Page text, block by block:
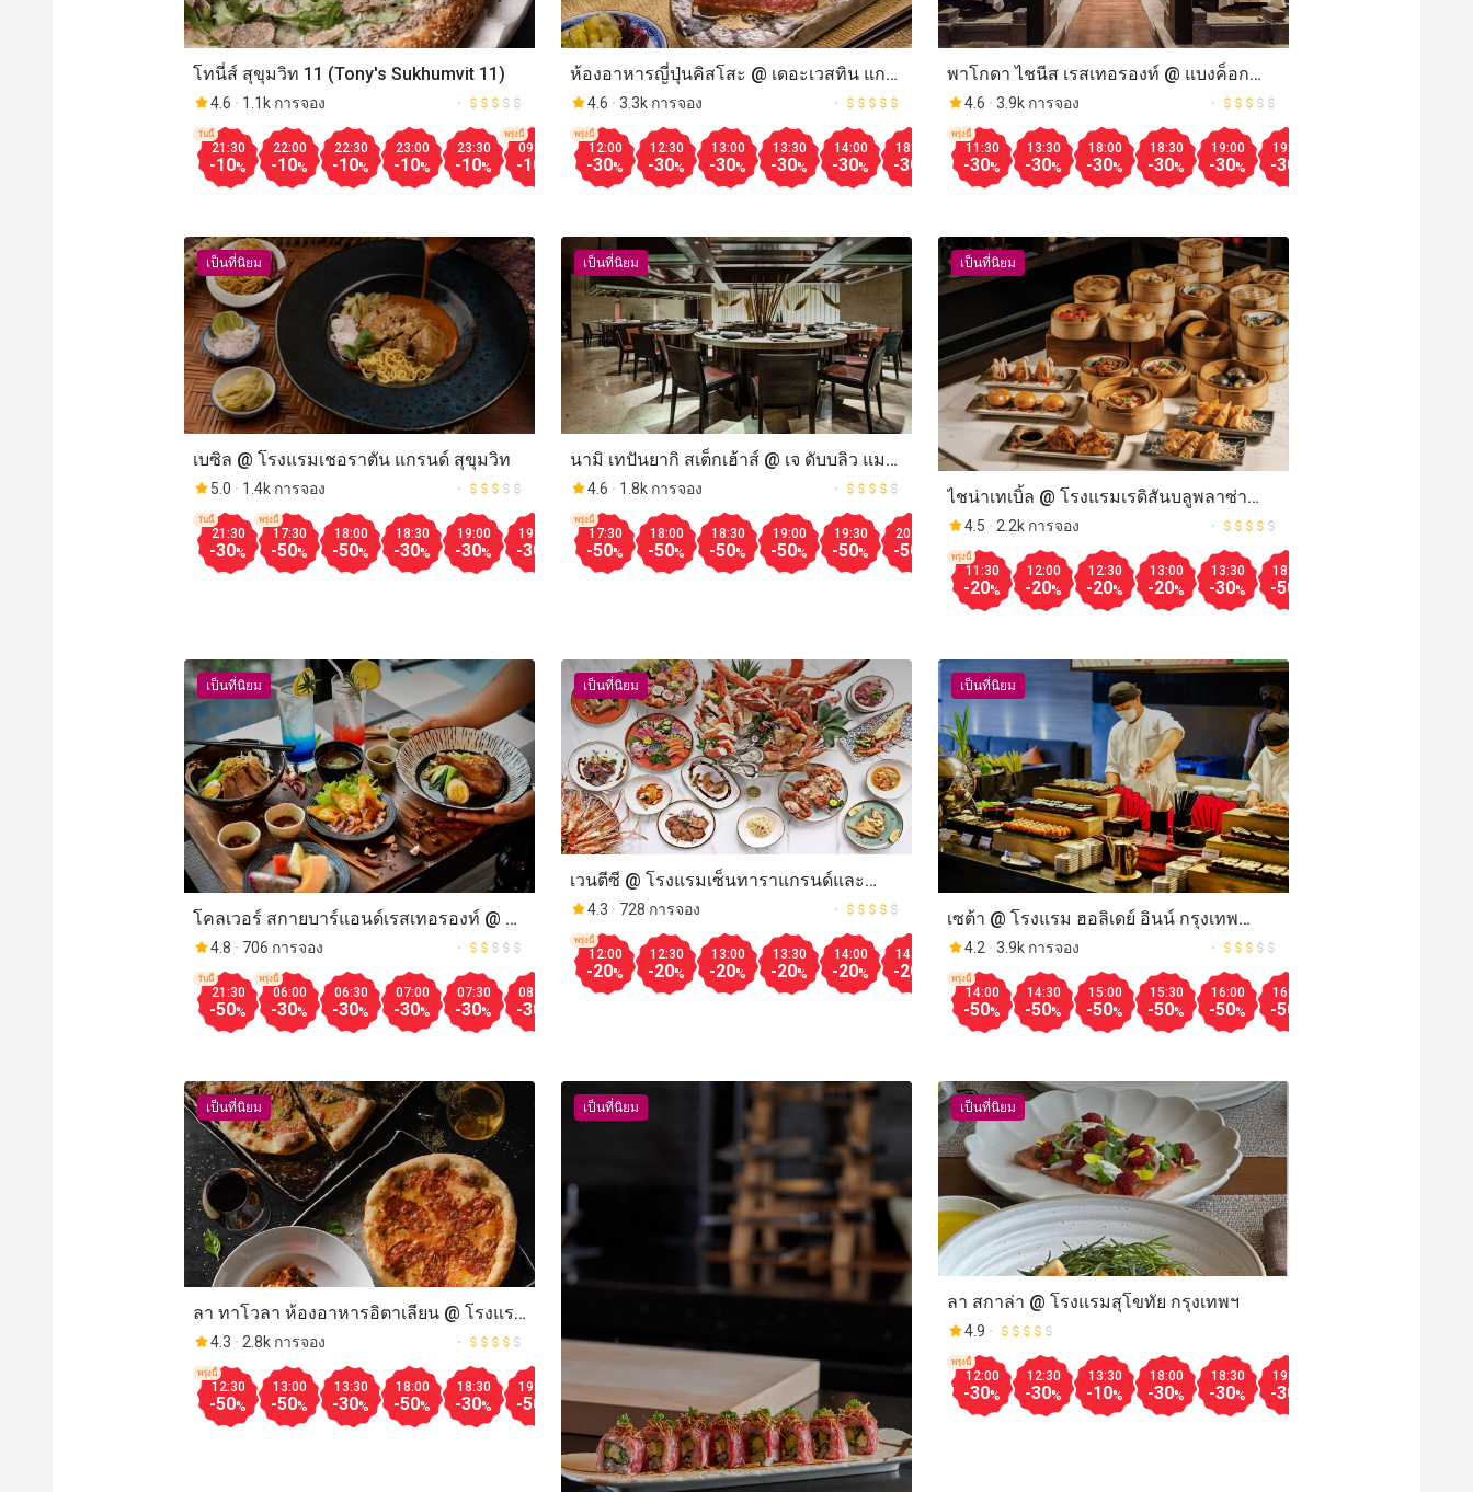
โทนี่ส์ สุขุมวิท 11 (Tony's Sukhumvit 11)
4.6 1.1k การจอง
21:30
-10%
วันนี้
22:00
-10%
22:30
-10%
23:00
-10%
23:30
-10%
09:00
-10
พรุ่งนี้
09:30
-10%
10:00
-10%
10:30
-10%
11:00
-10%
11:30
-10%
12:00
-50%
12:30
-50%
13:00
-50%
13:30
-50%
14:00
-50%
14:30
-50%
15:00
-50%
ห้องอาหารญี่ปุ่นคิสโสะ @ เดอะเวสทิน แก
รนด์ สุขุมวิท (Kisso @ The Westin Grande
Sukhumvit, Bangkok)
4.6 3.3k การจอง
12:00
-30%
พรุ่งนี้
12:30
-30%
13:00
-30%
13:30
-30%
14:00
-30%
18:00
-30
18:30
-30%
19:00
-30%
19:30
-30%
20:30
-50%
12:00
-50%
Aug.10
12:30
-30%
พาโกดา ไชนีส เรสเทอรองท์ @ แบงค็อก
แมริออท มาร์คีส์ ควีนส์ปาร์ค (Pagoda
Chinese Restaurant @ Bangkok Marriott
Marquis Queen's Pa
4.6 3.9k การจอง
11:30
-30%
พรุ่งนี้
13:30
-30%
18:00
-30%
18:30
-30%
19:00
-30%
19:30
-30
เบซิล @ โรงแรมเชอราตัน แกรนด์ สุขุมวิท
5.0 1.4k การจอง
21:30
-30%
วันนี้
17:30
-50%
พรุ่งนี้
18:00
-50%
18:30
-30%
19:00
-30%
19:30
-30
20:00
-30%
20:30
-30%
21:00
-30%
21:30
-30%
12:00
-50%
Aug.10
12:30
-30%
13:00
-30%
13:30
-30%
17:30
-30% -50%
18:30
-30%
19:00
-30%
เป็นที่นิยม
นามิ เทปันยากิ สเต็กเฮ้าส์ @ เจ ดับบลิว แมริ
ออท กรุงเทพฯ (Nami Teppanyaki
Steakhouse @ JW Marriott Bangkok)
4.6 1.8k การจอง
17:30
-50%
พรุ่งนี้
18:00
-50%
18:30
-50%
19:00
-50%
19:30
-50%
20:00
-50
20:30
-50%
11:30
-50%
Aug.10
-50% -50%
13:00
-50%
13:30
-50%
เป็นที่นิยม
ไชน่าเทเบิ้ล @ โรงแรมเรดิสันบลูพลาซ่า
กรุงเทพ (China Table @ Radisson Blu
Plaza Bangkok)
4.5 2.2k การจอง
11:30
-20%
พรุ่งนี้
12:00
-20%
12:30
-20%
13:00
-20%
13:30
-30%
18:00
-50
เป็นที่นิยม
โคลเวอร์ สกายบาร์แอนด์เรสเทอรองท์ @ โฮ
เทล โคลเวอร์ อโศก (Clover Sky Bar &
Restaurant @ Hotel Clover Asoke)
4.8 706 การจอง
21:30
-50%
วันนี้
06:00
-30%
พรุ่งนี้
06:30
-30%
07:00
-30%
07:30
-30%
08:00
-30
08:30 09:00 09:30 10:00 11:00 11:30 12:00
-30%
12:30
-30%
13:00
-30%
13:30
-30%
14:00
-30%
14:30
-50%
เป็นที่นิยม
เวนตีซี @ โรงแรมเซ็นทาราแกรนด์และ
บางกอกคอนเวนชันเซ็นเตอร์ เซ็นทรัลเวิลด์
4.3 728 การจอง
12:00
-20%
พรุ่งนี้
12:30
-20%
13:00
-20%
13:30
-20%
14:00
-20%
14:30
-20
15:00
-50%
15:30
-50% -30% -20%
17:00
-20%
17:30
-20%
เป็นที่นิยม
เซต้า @ โรงแรม ฮอลิเดย์ อินน์ กรุงเทพ
สุขุมวิท (Zeta @ Holiday Inn Bangkok
Sukhumvit)
4.2 3.9k การจอง
14:00
-50%
พรุ่งนี้
14:30
-50%
15:00
-50%
15:30
-50%
16:00
-50%
16:30
-50
เป็นที่นิยม
ลา ทาโวลา ห้องอาหารอิตาเลียน @ โรงแรม
เรเนซองส์ กรุงเทพฯ ราชประสงค์ (La
Tavola @Renaissance Bangkok
Ratchaprasong Hotel)
4.3 2.8k การจอง
12:30
-50%
พรุ่งนี้
13:00
-50%
13:30
-30%
18:00
-50%
18:30
-30%
19:00
-50
19:30
-30% -50% %
21:00
-30% -30% -30
13:00
-50
13:30
-30
18:00
-20
18:30
-30
19:00
-50
19:30
-30
เป็นที่นิยม เป็นที่นิยม
ลา สกาล่า @ โรงแรมสุโขทัย กรุงเทพฯ
4.9
12:00
-30%
พรุ่งนี้
12:30
-30%
13:30
-10%
18:00
-30%
18:30
-30%
19:00
-30
เป็นที่นิยม